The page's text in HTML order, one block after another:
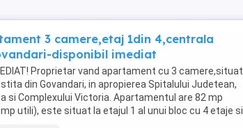
3 camere,etaj 1din 4,centrala
disponibil imediat
Proprietar vand apartament cu 3 camere,situat
din Govandari, in apropierea Spitalului Judetean,
si Complexului Victoria. Apartamentul are 82 mp
utili), este situat la etajul 1 al unui bloc cu 4 etaje si